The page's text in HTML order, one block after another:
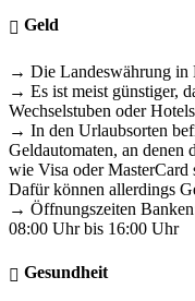
Geld
→ Die Landeswährung
→ Es ist meist günstiger,
Wechselstuben oder
→ In den Urlaubsorten
Geldautomaten, an denen
wie Visa oder
Dafür können allerdings
→ Öffnungszeiten
08:00 Uhr bis 16:00 Uhr
Gesundheit